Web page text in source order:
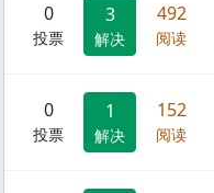
0
投票
3
解决
492
阅读
0
投票
1
解决
152
阅读